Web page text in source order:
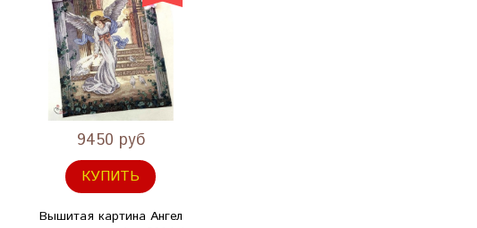
9450 руб
КУПИТЬ
Вышитая картина Ангел